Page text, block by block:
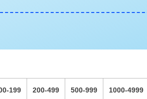
199 200-499 500-999 1000-4999